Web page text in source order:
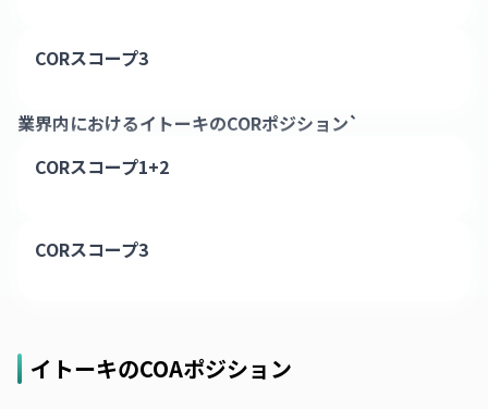
CORスコープ3
業界内におけるイトーキのCORポジション`
CORスコープ1+2
CORスコープ3
イトーキのCOAポジション